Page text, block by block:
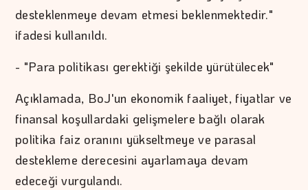
desteklenmeye devam etmesi beklenmektedir."
ifadesi kullanıldı.
- "Para politikası gerektiği şekilde yürütülecek"
Açıklamada, BoJ'un ekonomik faaliyet, fiyatlar ve
finansal koşullardaki gelişmelere bağlı olarak
politika faiz oranını yükseltmeye ve parasal
destekleme derecesini ayarlamaya devam
edeceği vurgulandı.